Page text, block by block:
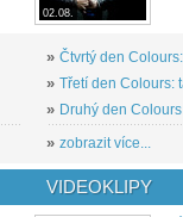
02.08.
» Čtvrtý den
» Třetí den Colours:
» Druhý den
» zobrazit více...
VIDEOKLIPY